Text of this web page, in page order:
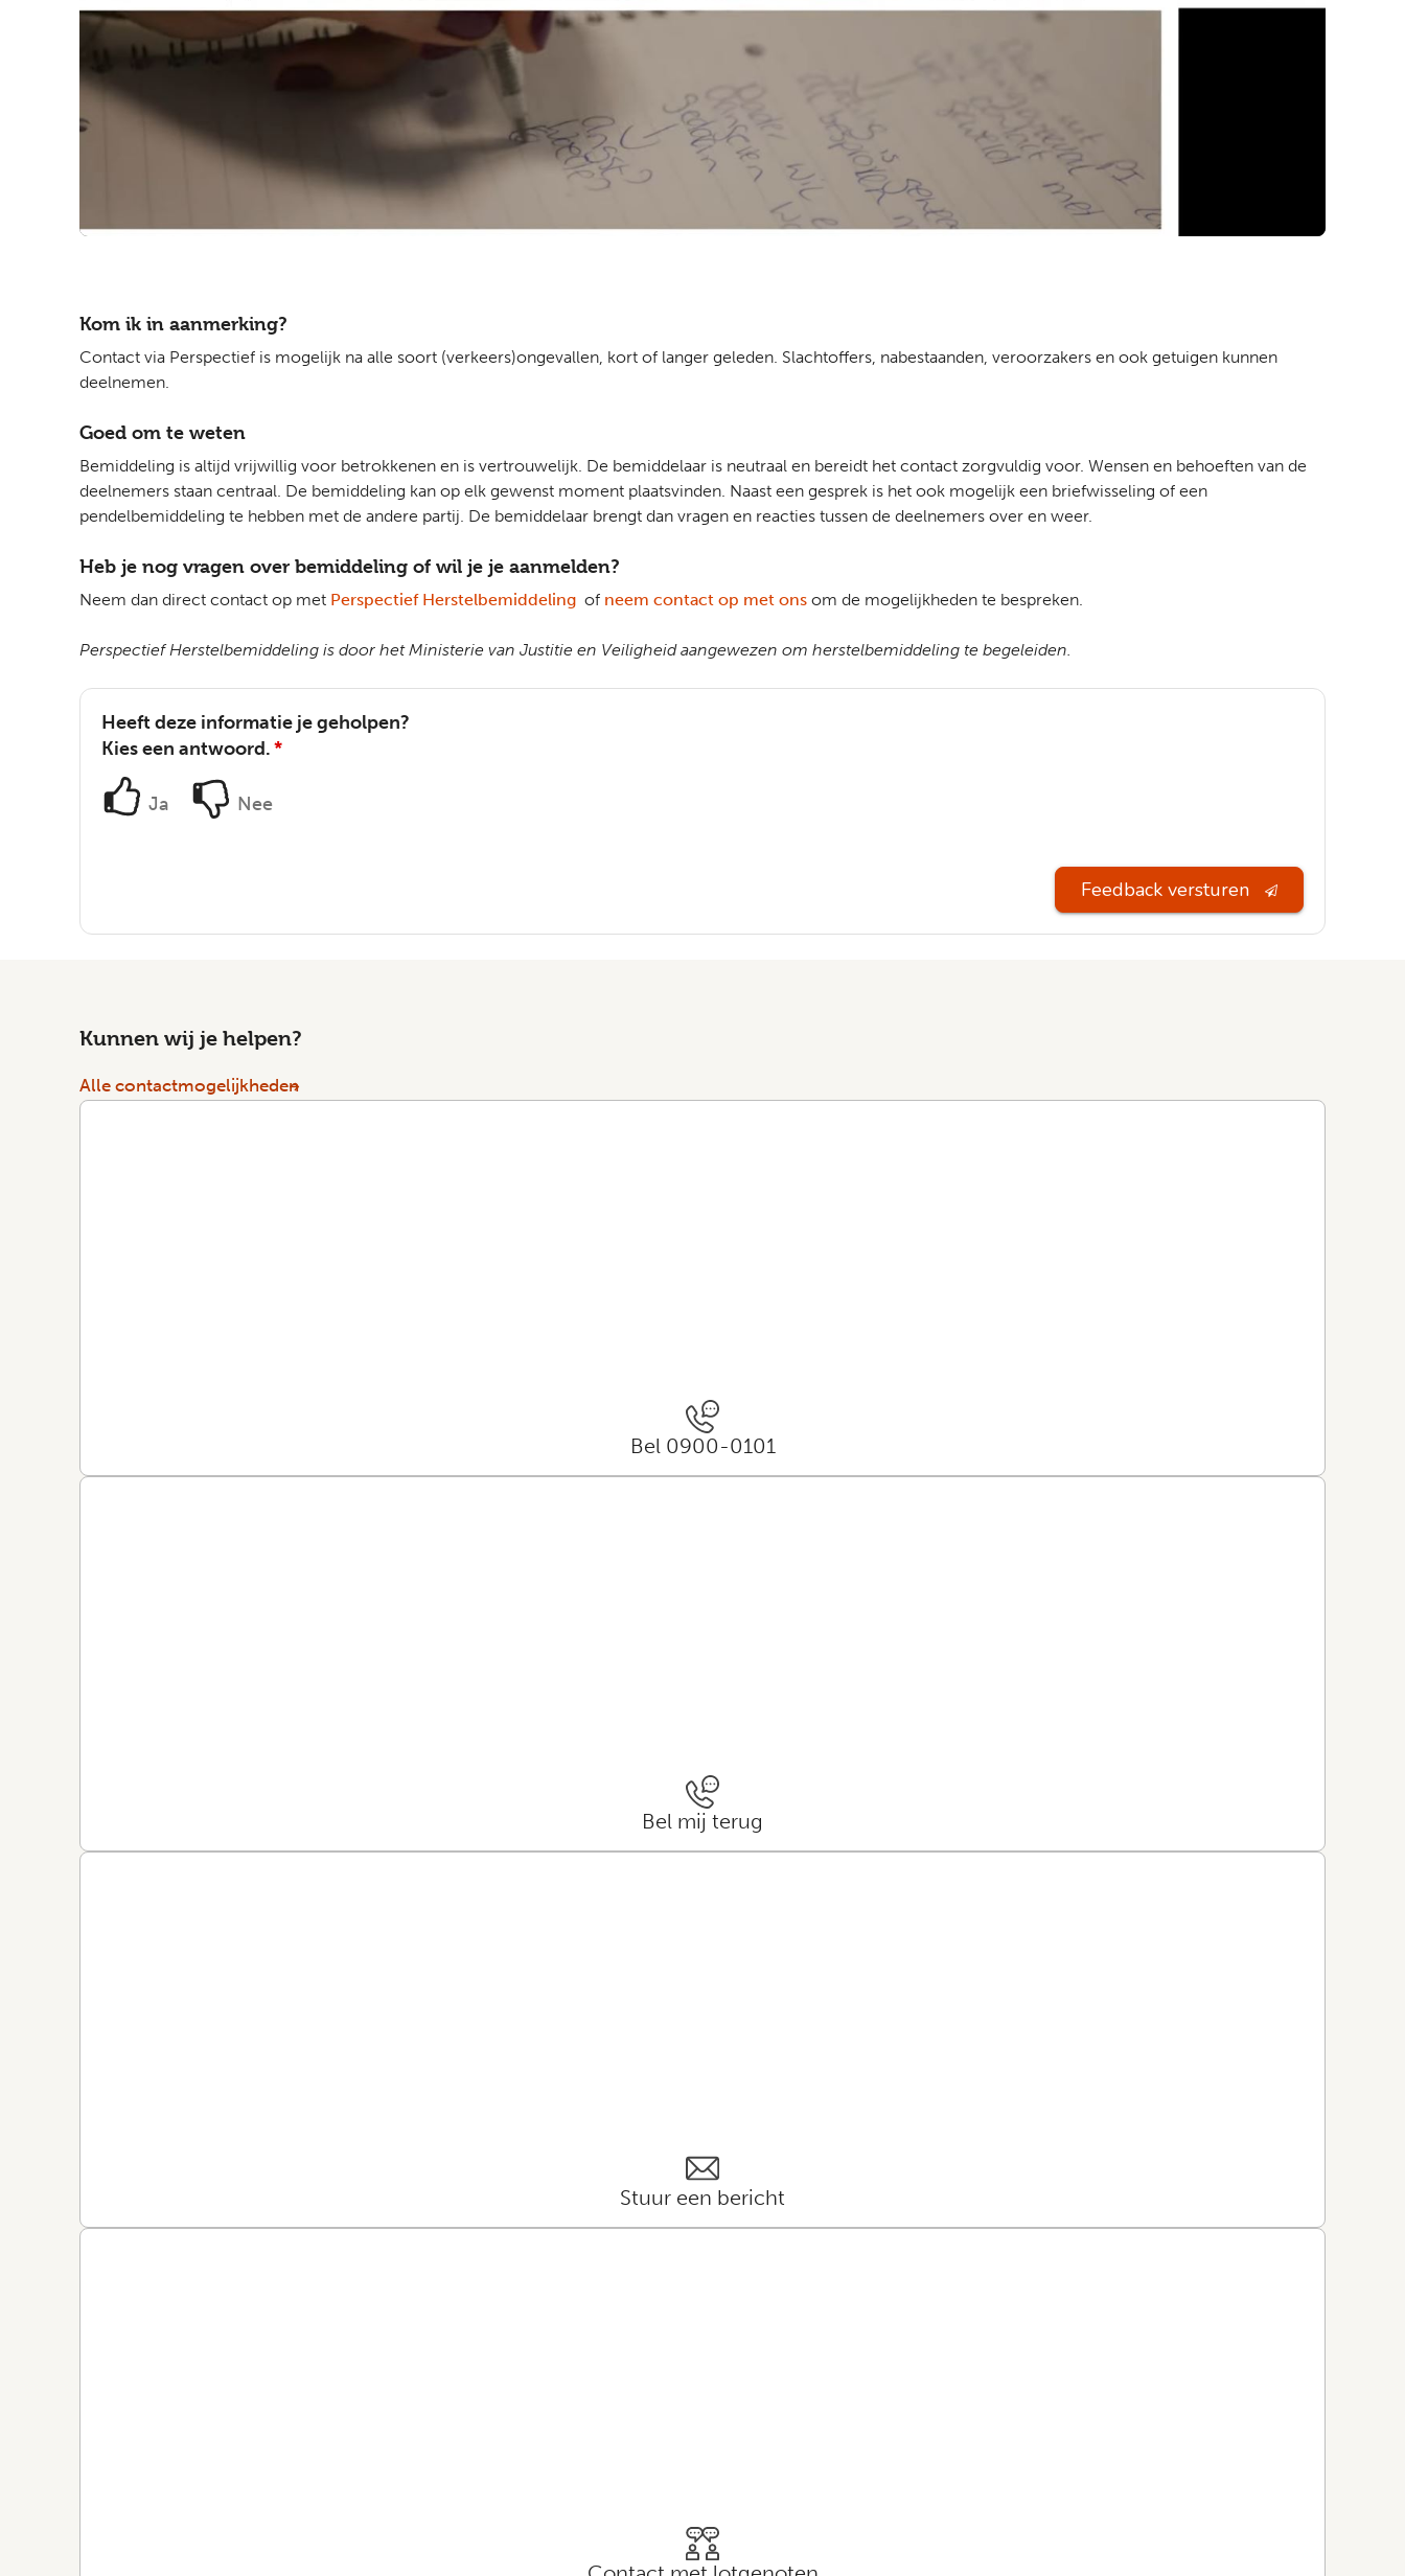
Kom ik in aanmerking?
Contact via Perspectief is mogelijk na alle soort (verkeers)ongevallen, kort of langer geleden. Slachtoffers, nabestaanden, veroorzakers en ook getuigen kunnen
deelnemen.
Goed om te weten
Bemiddeling is altijd vrijwillig voor betrokkenen en is vertrouwelijk. De bemiddelaar is neutraal en bereidt het contact zorgvuldig voor. Wensen en behoeften van de
deelnemers staan centraal. De bemiddeling kan op elk gewenst moment plaatsvinden. Naast een gesprek is het ook mogelijk een briefwisseling of een
pendelbemiddeling te hebben met de andere partij. De bemiddelaar brengt dan vragen en reacties tussen de deelnemers over en weer.
Heb je nog vragen over bemiddeling of wil je je aanmelden?
Neem dan direct contact op met Perspectief Herstelbemiddeling of neem contact op met ons om de mogelijkheden te bespreken.
Perspectief Herstelbemiddeling is door het Ministerie van Justitie en Veiligheid aangewezen om herstelbemiddeling te begeleiden.
Heeft deze informatie je geholpen?
Kies een antwoord.*
Ja Nee
Feedback versturen
Kunnen wij je helpen?
Alle contactmogelijkheden
Bel 0900-0101
Bel mij terug
Stuur een bericht